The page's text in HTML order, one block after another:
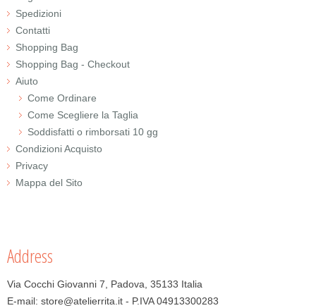
Spedizioni
Contatti
Shopping Bag
Shopping Bag - Checkout
Aiuto
Come Ordinare
Come Scegliere la Taglia
Soddisfatti o rimborsati 10 gg
Condizioni Acquisto
Privacy
Mappa del Sito
Address
Via Cocchi Giovanni 7, Padova, 35133 Italia
E-mail: store@atelierrita.it - P.IVA 04913300283